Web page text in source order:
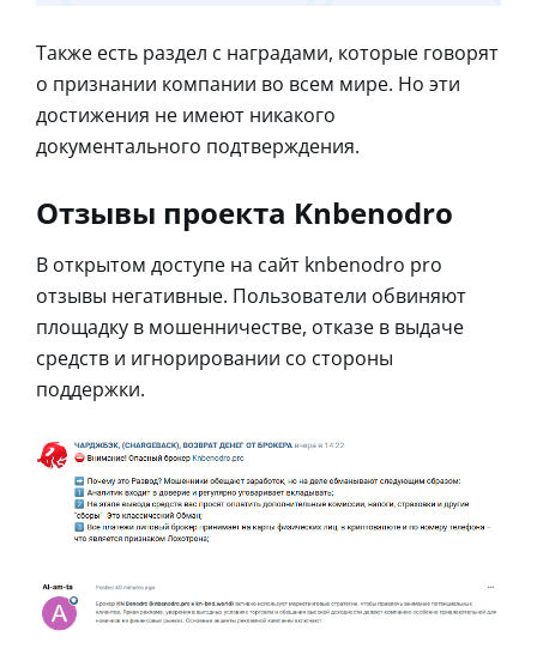
Также есть раздел с наградами, которые говорят
о признании компании во всем мире. Но эти
достижения не имеют никакого
документального подтверждения.
Отзывы проекта Knbenodro
В открытом доступе на сайт knbenodro pro
отзывы негативные. Пользователи обвиняют
площадку в мошенничестве, отказе в выдаче
средств и игнорировании со стороны
поддержки.